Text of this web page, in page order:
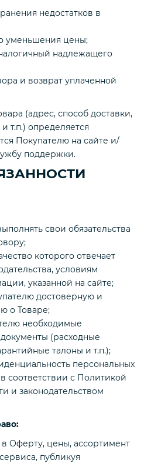
недостатков в
уменьшения цены;
надлежащего
и возврат уплаченной
(адрес, способ доставки,
т.п.) определяется
Покупателю на сайте и/
поддержки.
свои обязательства
которого отвечает
условиям
указанной на сайте;
достоверную и
о Товаре;
необходимые
(расходные
талоны и т.п.);
персональных
соответствии с Политикой
и законодательством
Оферту, цены, ассортимент
публикуя